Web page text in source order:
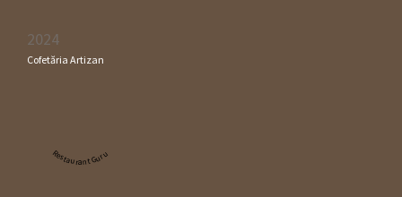
2024
Cofetăria Artizan
Restaurant Guru